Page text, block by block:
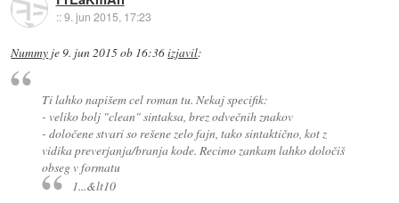
::9. jun 2015, 17:23
Nummy je9. jun 2015 ob 16:36izjavil:
Ti lahko napišem cel roman tu. Nekaj specifik:
- veliko bolj "clean" sintaksa, brez odvečnih znakov
- določene stvari so rešene zelo fajn, tako sintaktično, kot z
vidika preverjanja/branja kode. Recimo zankam lahko določiš
obseg v formatu
1...&lt10